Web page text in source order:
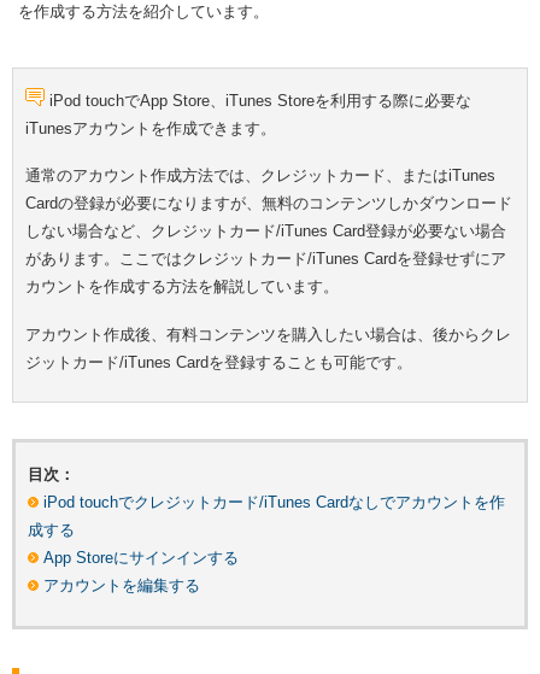
を作成する方法を紹介しています。
iPod touchでApp Store、iTunes Storeを利用する際に必要な
iTunesアカウントを作成できます。
通常のアカウント作成方法では、クレジットカード、またはiTunes
Cardの登録が必要になりますが、無料のコンテンツしかダウンロード
しない場合など、クレジットカード/iTunes Card登録が必要ない場合
があります。ここではクレジットカード/iTunes Cardを登録せずにア
カウントを作成する方法を解説しています。
アカウント作成後、有料コンテンツを購入したい場合は、後からクレ
ジットカード/iTunes Cardを登録することも可能です。
目次：
iPod touchでクレジットカード/iTunes Cardなしでアカウントを作
成する
App Storeにサインインする
アカウントを編集する